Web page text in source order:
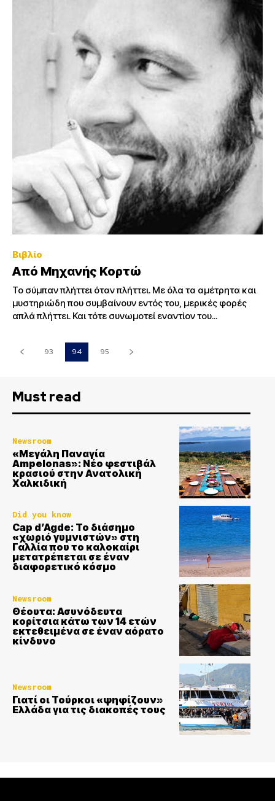
Βιβλίο
Από Μηχανής Κορτώ
Το σύμπαν πλήττει όταν πλήττει. Με όλα τα αμέτρητα και
μυστηριώδη που συμβαίνουν εντός του, μερικές φορές
απλά πλήττει. Και τότε συνωμοτεί εναντίον του...
93 94 95
Must read
Newsroom
«Μεγάλη Παναγία
Ampelonas»: Νέο φεστιβάλ
κρασιού στην Ανατολική
Χαλκιδική
Did you know
Cap d’Agde: Το διάσημο
«χωριό γυμνιστών» στη
Γαλλία που το καλοκαίρι
μετατρέπεται σε έναν
διαφορετικό κόσμο
Newsroom
Θέουτα: Ασυνόδευτα
κορίτσια κάτω των 14 ετών
εκτεθειμένα σε έναν αόρατο
κίνδυνο
Newsroom
Γιατί οι Τούρκοι «ψηφίζουν»
Ελλάδα για τις διακοπές τους